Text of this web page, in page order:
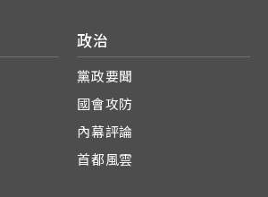
政治
黨政要聞
國會攻防
內幕評論
首都風雲